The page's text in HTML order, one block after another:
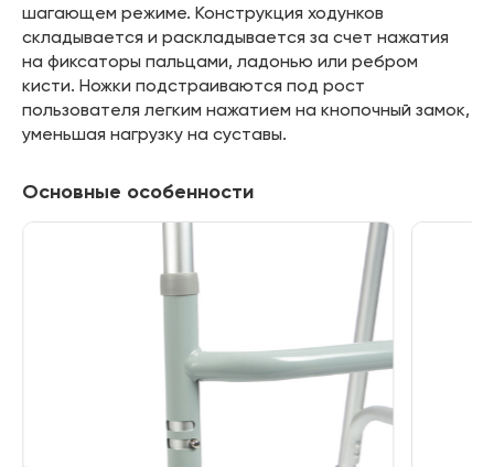
шагающем режиме. Конструкция ходунков
складывается и раскладывается за счет нажатия
на фиксаторы пальцами, ладонью или ребром
кисти. Ножки подстраиваются под рост
пользователя легким нажатием на кнопочный замок,
уменьшая нагрузку на суставы.
Основные особенности